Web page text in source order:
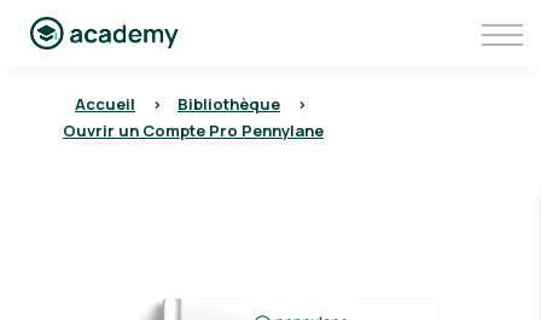
Aller sur Pennylane
Se connecter à Pennylane Academy
Accueil > Bibliothèque
>
Ouvrir un Compte Pro Pennylane